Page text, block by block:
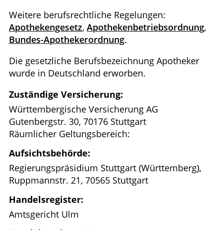
Weitere berufsrechtliche Regelungen:
Apothekengesetz, Apothekenbetriebsordnung,
Bundes-Apothekerordnung.
Die gesetzliche Berufsbezeichnung Apotheker
wurde in Deutschland erworben.
Zuständige Versicherung:
Württembergische Versicherung AG
Gutenbergstr. 30, 70176 Stuttgart
Räumlicher Geltungsbereich:
Aufsichtsbehörde:
Regierungspräsidium Stuttgart (Württemberg),
Ruppmannstr. 21, 70565 Stuttgart
Handelsregister:
Amtsgericht Ulm